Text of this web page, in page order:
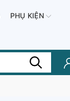
PHỤ KIỆN